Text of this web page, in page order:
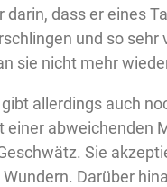
darin, dass er eines
und so sehr
sie nicht mehr
gibt allerdings auch
einer abweichenden
Sie
Darüber